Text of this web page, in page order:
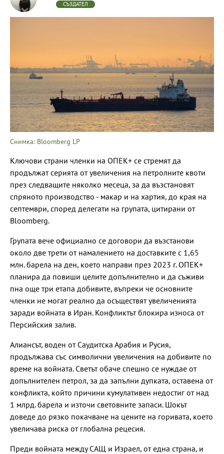
СЪЗДАТЕЛ
Снимка: Bloomberg LP
Ключови страни членки на ОПЕК+ се стремят да
продължат серията от увеличения на петролните квоти
през следващите няколко месеца, за да възстановят
спряното производство - макар и на хартия, до края на
септември, според делегати на групата, цитирани от
Bloomberg.
Групата вече официално се договори да възстанови
около две трети от намалението на доставките с 1,65
млн. барела на ден, което направи през 2023 г. ОПЕК+
планира да повиши целите допълнително и да съживи
пна още три етапа добивите, въпреки че основните
членки не могат реално да осъществят увеличенията
заради войната в Иран. Конфликтът блокира износа от
Персийския залив.
Алиансът, воден от Саудитска Арабия и Русия,
продължава със символични увеличения на добивите по
време на войната. Светът обаче спешно се нуждае от
допълнителен петрол, за да запълни дупката, оставена от
конфликта, който причини кумулативен недостиг от над
1 млрд. барела и източи световните запаси. Шокът
доведе до рязко покачване на цените на горивата, което
увеличава риска от глобална рецесия.
Преди войната между САЩ и Израел, от една страна, и